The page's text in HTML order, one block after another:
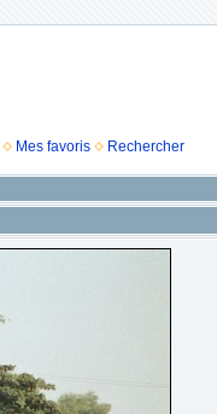
Mes favoris Rechercher